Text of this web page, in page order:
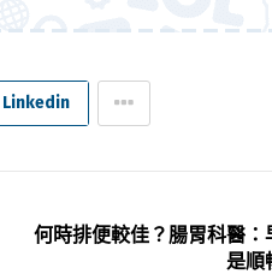
Linkedin
何時排便較佳？腸胃科醫
是順